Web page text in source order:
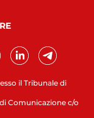
il Tribunale di
Comunicazione c/o